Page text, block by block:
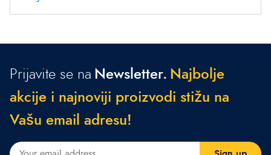
Prijavite se na Newsletter. Naj bo je
a kcije i najnoviji proizvod i stižu na
Vašu emai ad resu!